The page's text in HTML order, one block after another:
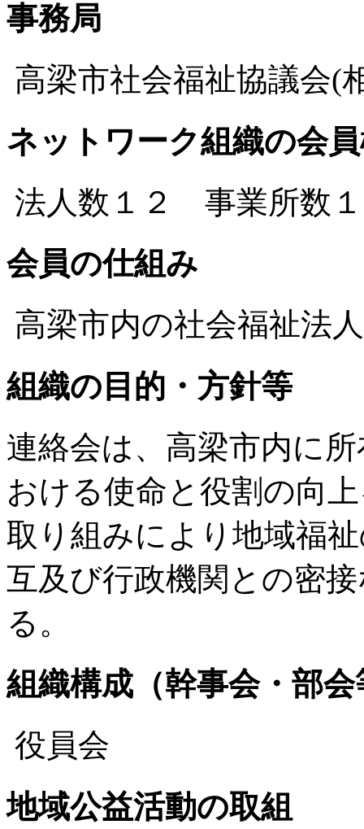
事務局
高梁市社会福祉協議会(
ネットワーク組織の会
法人数１２ 事業所数
会員の仕組み
高梁市内の社会福祉法
組織の目的・方針等
連絡会は、高梁市内に
おける使命と役割の向
取り組みにより地域福
互及び行政機関との密
る。
組織構成（幹事会・部会
役員会
地域公益活動の取組